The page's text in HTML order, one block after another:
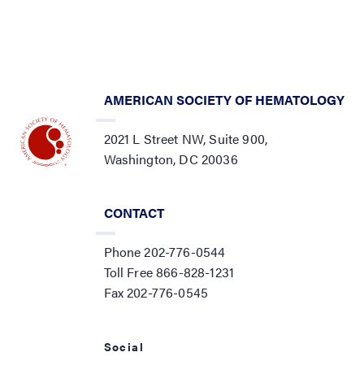
AMERICAN SOCIETY OF HEMATOLOGY
2021 L Street NW, Suite 900,
Washington, DC 20036
CONTACT
Phone 202-776-0544
Toll Free 866-828-1231
Fax 202-776-0545
Social